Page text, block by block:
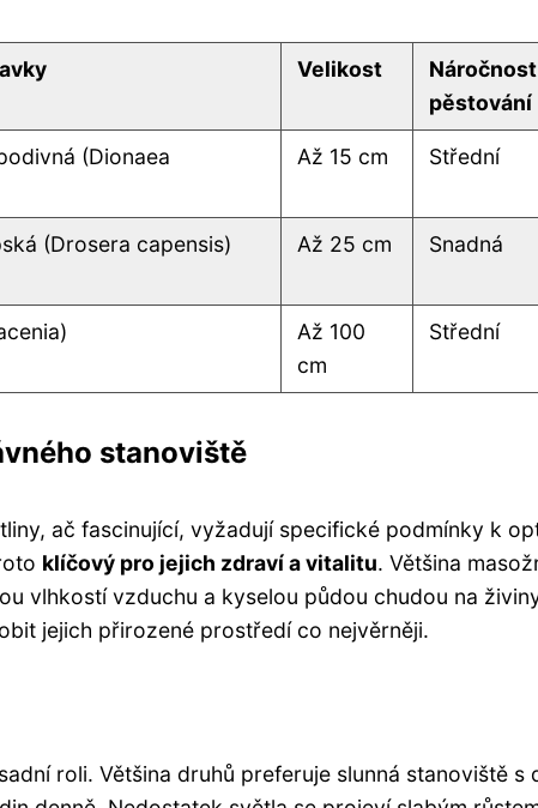
Velikost
Náročnost
pěstování
(Dionaea
Až 15 cm Střední
(Drosera capensis) Až 25 cm Snadná
Až 100
cm
Střední
stanoviště
ač fascinující, vyžadují specifické podmínky k
klíčový pro jejich zdraví a vitalitu. Většina
vlhkostí vzduchu a kyselou půdou chudou na
jejich přirozené prostředí co nejvěrněji.
roli. Většina druhů preferuje slunná stanoviště